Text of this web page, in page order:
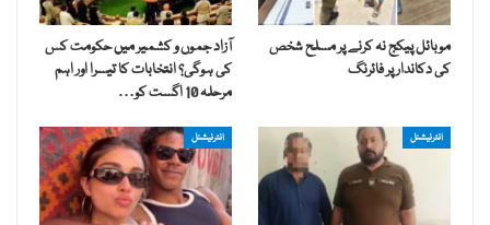
موبائل پیکج نہ کرنے پر مسلح شخص
کی دکاندار پر فائرنگ
آزاد جموں و کشمیر میں حکومت کس
کی ہوگی؟ انتخابات کا تیسرا اور اہم
مرحلہ 10 اگست کو…
انٹرنیشنل انٹرنیشنل